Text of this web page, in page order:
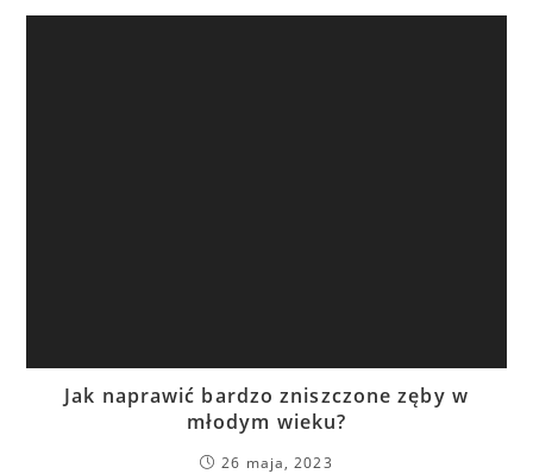
Jak naprawić bardzo zniszczone zęby w
młodym wieku?
26 maja, 2023